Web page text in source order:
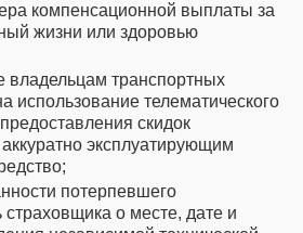
компенсационной выплаты за
жизни или здоровью
владельцам транспортных
использование телематического
скидок
эксплуатирующим
потерпевшего
о месте, дате и